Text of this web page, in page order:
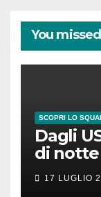
You missed
SCOPRI LO
Dagli
di notte
17 LUGLIO